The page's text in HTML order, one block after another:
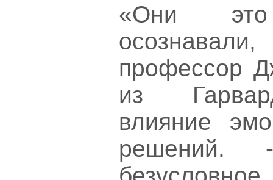
«Они
профессор
из
влияние